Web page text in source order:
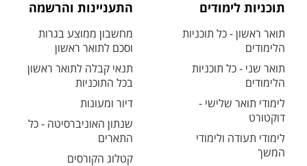
תוכניות לימודים
תואר ראשון - כל תוכניות
הלימודים
תואר שני - כל תוכניות
הלימודים
לימודי תואר שלישי -
דוקטורט
לימודי תעודה ולימודי
המשך
התעניינות והרשמה
מחשבון ממוצע בגרות
וסכם לתואר ראשון
תנאי קבלה לתואר ראשון
בכל התוכניות
דיור ומעונות
שנתון האוניברסיטה - כל
התארים
קטלוג הקורסים